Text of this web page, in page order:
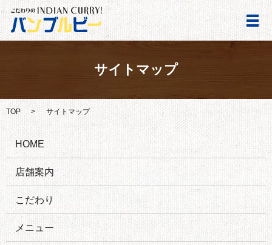
メ
サイトマップ
TOP サイトマップ
HOME
店舗案内
こだわり
メニュー